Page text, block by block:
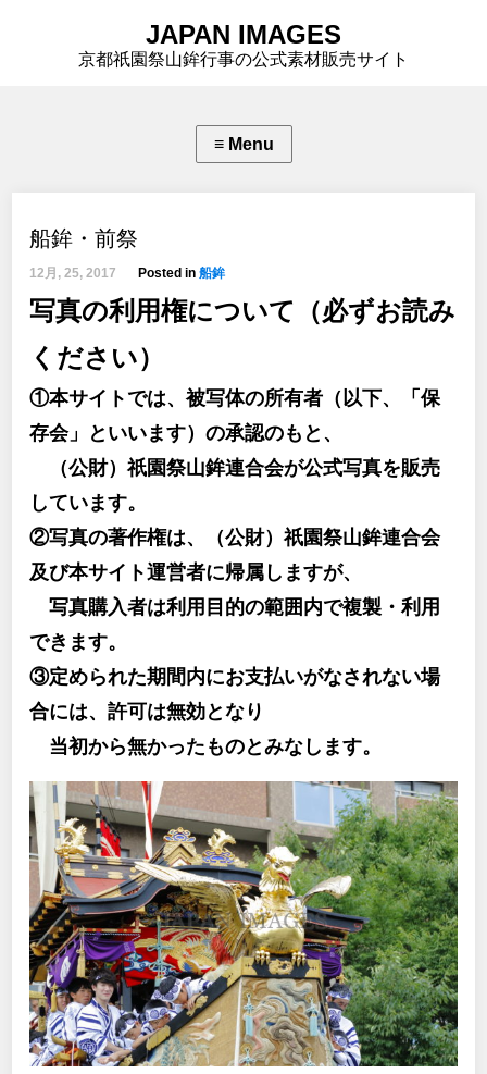
JAPAN IMAGES
京都祇園祭山鉾行事の公式素材販売サイト
船鉾・前祭
12月, 25, 2017 Posted in船鉾
写真の利用権について（必ずお読み
ください）
①本サイトでは、被写体の所有者（以下、「保
存会」といいます）の承認のもと、
（公財）祇園祭山鉾連合会が公式写真を販売
しています。
②写真の著作権は、（公財）祇園祭山鉾連合会
及び本サイト運営者に帰属しますが、
写真購入者は利用目的の範囲内で複製・利用
できます。
③定められた期間内にお支払いがなされない場
合には、許可は無効となり
当初から無かったものとみなします。